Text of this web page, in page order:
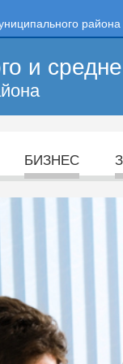
района
и
БИЗНЕС